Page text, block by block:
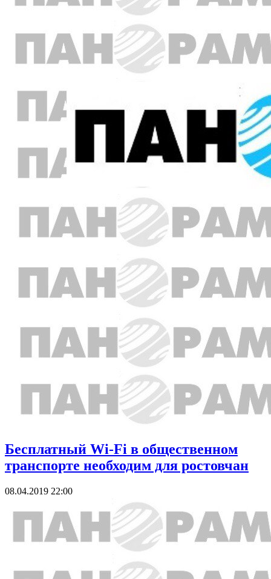
Бесплатный Wi-Fi в общественном
транспорте необходим для ростовчан
08.04.2019 22:00